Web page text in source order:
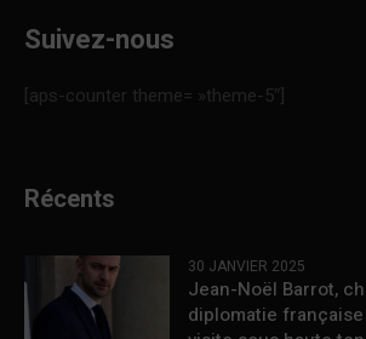
Suivez-nous
[aps-counter theme= »theme-5″]
Récents
30 JANVIER 2025
Jean-Noël Barrot,
diplomatie française